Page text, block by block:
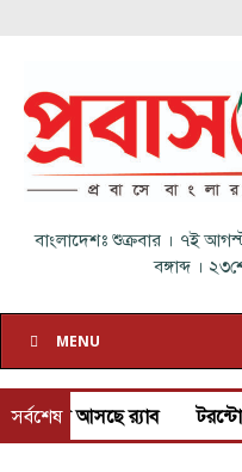
বাংলাদেশঃ শুক্রবার । ৭ই
বঙ্গাব্দ।
MENU
সর্বশেষআসছে র‌্যাব